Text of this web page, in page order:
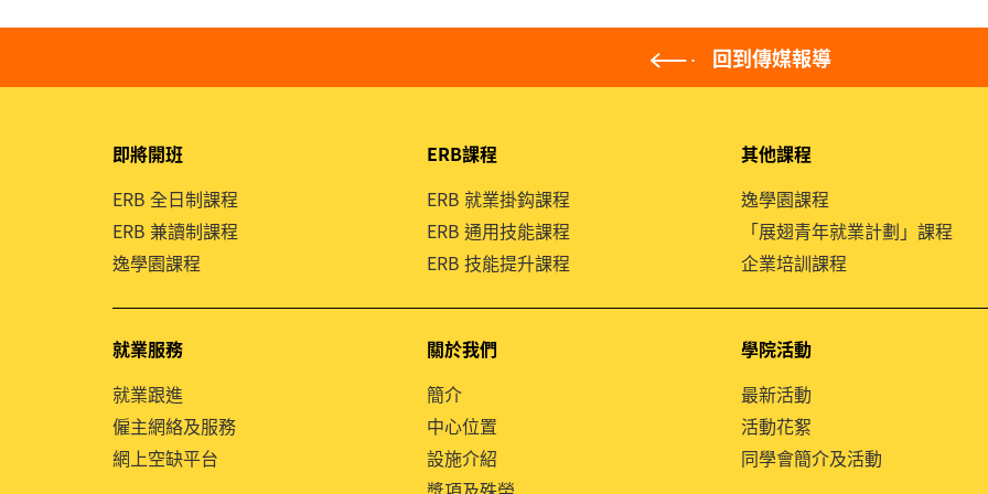
回到傳媒報導
即將開班
ERB 全日制課程
ERB 兼讀制課程
逸學園課程
ERB課程
ERB 就業掛鈎課程
ERB 通用技能課程
ERB 技能提升課程
其他課程
逸學園課程
「展翅青年就業計劃」課程
企業培訓課程
就業服務
就業跟進
僱主網絡及服務
網上空缺平台
關於我們
簡介
中心位置
設施介紹
學院活動
最新活動
活動花絮
同學會簡介及活動